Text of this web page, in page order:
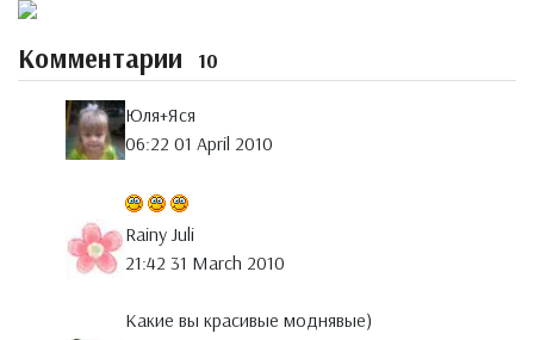
Комментарии 10
Юля+Яся
06:22 01 April 2010
Rainy Juli
21:42 31 March 2010
Какие вы красивые моднявые)